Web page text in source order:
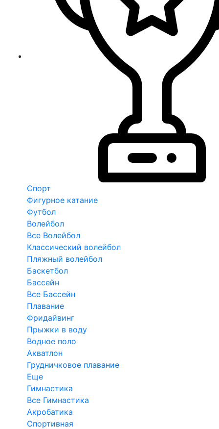
Спорт
Фигурное катание
Футбол
Волейбол
Все Волейбол
Классический волейбол
Пляжный волейбол
Баскетбол
Бассейн
Все Бассейн
Плавание
Фридайвинг
Прыжки в воду
Водное поло
Акватлон
Грудничковое плавание
Еще
Гимнастика
Все Гимнастика
Акробатика
Спортивная